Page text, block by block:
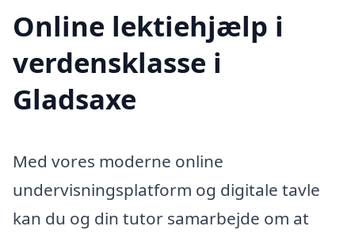
Online lektiehjælp i
verdensklasse i
Gladsaxe
Med vores moderne online
undervisningsplatform og digitale tavle
kan du og din tutor samarbejde om at